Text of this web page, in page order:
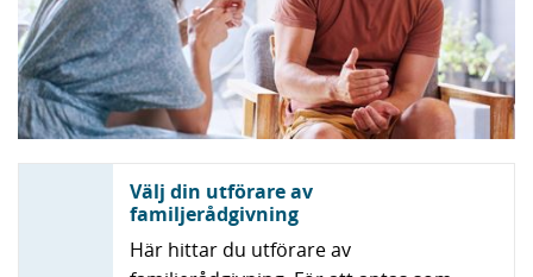
Välj din utförare av
familjerådgivning
Här hittar du utförare av